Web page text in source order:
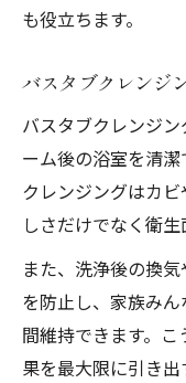
も役立ちます。
バスタブクレンジ
バスタブクレンジ
ーム後の浴室を清
クレンジングはカ
しさだけでなく衛生
また、洗浄後の換
を防止し、家族み
間維持できます。
果を最大限に引き出